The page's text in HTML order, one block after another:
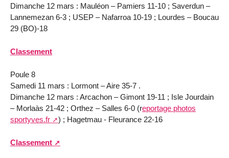
Dimanche 12 mars : Mauléon – Pamiers 11-10 ; Saverdun –
Lannemezan 6-3 ; USEP – Nafarroa 10-19 ; Lourdes – Boucau
29 (BO)-18
Classement
Poule 8
Samedi 11 mars : Lormont – Aire 35-7 .
Dimanche 12 mars : Arcachon – Gimont 19-11 ; Isle Jourdain
– Morlaàs 21-42 ; Orthez – Salles 6-0 (reportage photos
sportyves.fr
) ; Hagetmau - Fleurance 22-16
Classement